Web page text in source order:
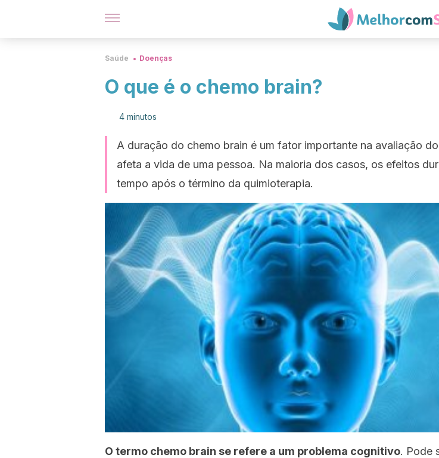
Saúde Doenças
O que é o chemo brain?
4 minutos
A duração do chemo brain é um fator importante na avaliação
afeta a vida de uma pessoa. Na maioria dos casos, os efeitos
tempo após o término da quimioterapia.
O termo chemo brain se refere a um problema cognitivo. Pode